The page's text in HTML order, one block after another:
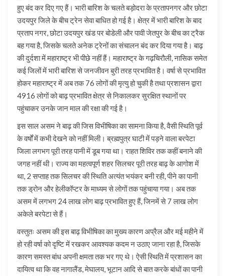
हुए बंद कर दिए गए हैं। भारी बारिश के चलते बड़ोदरा के प्रतापनगर और छोटा
उदयपुर जिले के बीच ट्रेन सेवा बाधित हो गई है। क्षेत्र में भारी बारिश के बाद
प्रताप नगर, छोटा उदयपुर खंड पर बोडेली और पावी जेतपुर के बीच का ट्रैक
बह गया है, जिसके चलते अनेक ट्रेनों का संचालन बंद कर दिया गया है। बाढ़
की दुर्दशा में महाराष्ट्र भी पीछे नहीं हैं। महाराष्ट्र के गढ़चिरौली, नासिक समेत
कई जिलों में भारी बारिश से जनजीवन बुरी तरह प्रभावित है। वर्षा से प्रभावित
होकर महाराष्ट्र में अब तक 76 लोगों की मृत्यु हो चुकी है तथा प्रशासन द्वारा
4916 लोगों को बाढ़ प्रभावित क्षेत्र से निकालकर सुरक्षित स्थानों पर
पहुंचाकर उनके जान माल की रक्षा की गई है।
इस साल असम ने बाढ़ की जिस विभीषिका का सामना किया है, वैसी स्थिति पूर्व
के वर्षों में कभी देखने को नहीं मिली। ब्रह्मपुत्र घाटी में पड़ने वाला बरपेटा
जिला लगभग पूरी तरह पानी में डूब गया था। राहत शिविर तक कहीं बनाने की
जगह नहीं थी। राज्य का महत्वपूर्ण शहर सिलचर पूरी तरह बाढ़ के आगोश में
था, 2 सप्ताह तक सिलचर की स्थिति अत्यंत भयंकर बनी रही, पीने का पानी
तक ड्रोन और हेलीकॉप्टर के माध्यम से लोगों तक पहुंचाया गया। अब तक
असम में लगभग 24 लाख लोग बाढ़ प्रभावित हुए हैं, जिनमें से 7 लाख लोग
अकेले बरपेटा से हैं।
वस्तुतः असम की इस बाढ़ विभीषिका का मुख्य कारण अप्रैल और मई महीने में
हो रही वर्षा को दृष्टि में रखकर आवश्यक कदम न उठाए जाना रहा है, जिसके
कारण समस्त बांध अपनी क्षमता तक भर गए थे। ऐसी स्थिति में प्रशासन का
दायित्व था कि वह नागालैंड, मेघालय, भूटान आदि से बात करके बांधों का पानी